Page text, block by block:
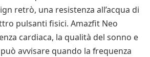
retrò, una resistenza all’acqua di
pulsanti fisici. Amazfit Neo
cardiaca, la qualità del sonno e
avvisare quando la frequenza